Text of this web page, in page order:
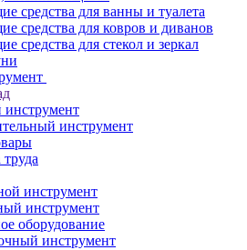
средства для ванны и туалета
средства для ковров и диванов
средства для стекол и зеркал
инструмент
инструмент
инструмент
инструмент
оборудование
инструмент